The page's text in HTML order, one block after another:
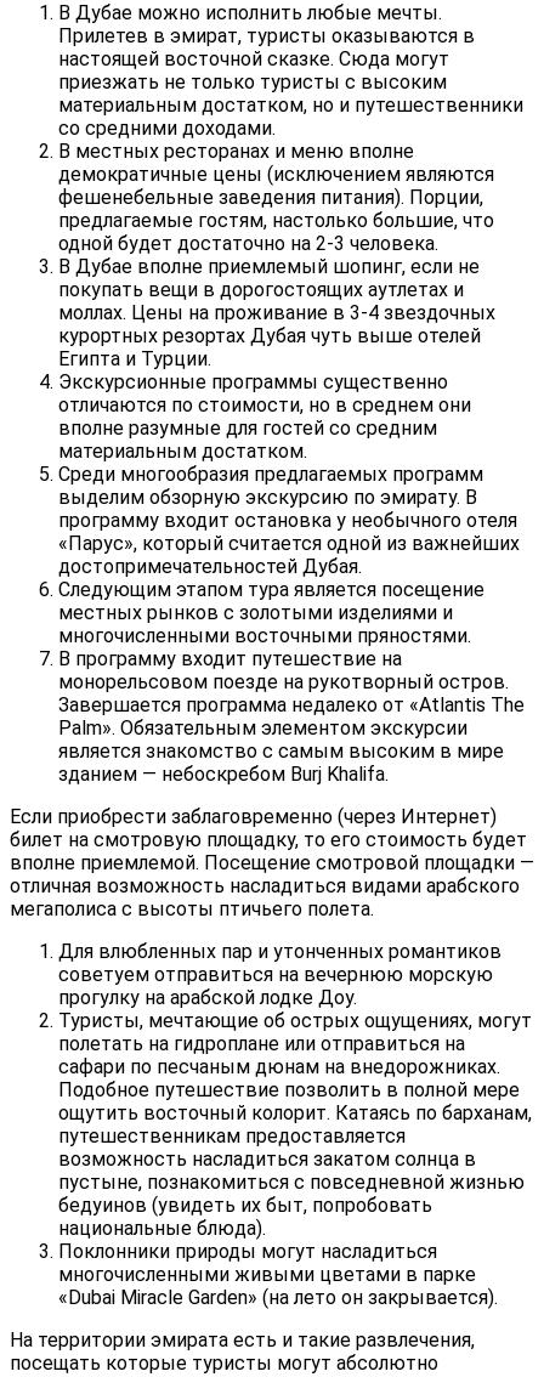
В Дубае можно исполнить любые мечты.
Прилетев в эмират, туристы оказываются в
настоящей восточной сказке. Сюда могут
приезжать не только туристы с высоким
материальным достатком, но и путешественники
со средними доходами.
В местных ресторанах и меню вполне
демократичные цены (исключением являются
фешенебельные заведения питания). Порции,
предлагаемые гостям, настолько большие, что
одной будет достаточно на 2-3 человека.
В Дубае вполне приемлемый шопинг, если не
покупать вещи в дорогостоящих аутлетах и
моллах. Цены на проживание в 3-4 звездочных
курортных резортах Дубая чуть выше отелей
Египта и Турции.
Экскурсионные программы существенно
отличаются по стоимости, но в среднем они
вполне разумные для гостей со средним
материальным достатком.
Среди многообразия предлагаемых программ
выделим обзорную экскурсию по эмирату. В
программу входит остановка у необычного отеля
«Парус», который считается одной из важнейших
достопримечательностей Дубая.
Следующим этапом тура является посещение
местных рынков с золотыми изделиями и
многочисленными восточными пряностями.
В программу входит путешествие на
монорельсовом поезде на рукотворный остров.
Завершается программа недалеко от «Atlantis The
Palm». Обязательным элементом экскурсии
является знакомство с самым высоким в мире
зданием — небоскребом Burj Khalifa.
Если приобрести заблаговременно (через Интернет)
билет на смотровую площадку, то его стоимость будет
вполне приемлемой. Посещение смотровой площадки —
отличная возможность насладиться видами арабского
мегаполиса с высоты птичьего полета.
Для влюбленных пар и утонченных романтиков
советуем отправиться на вечернюю морскую
прогулку на арабской лодке Доу.
Туристы, мечтающие об острых ощущениях, могут
полетать на гидроплане или отправиться на
сафари по песчаным дюнам на внедорожниках.
Подобное путешествие позволить в полной мере
ощутить восточный колорит. Катаясь по барханам,
путешественникам предоставляется
возможность насладиться закатом солнца в
пустыне, познакомиться с повседневной жизнью
бедуинов (увидеть их быт, попробовать
национальные блюда).
Поклонники природы могут насладиться
многочисленными живыми цветами в парке
«Dubai Miracle Garden» (на лето он закрывается).
На территории эмирата есть и такие развлечения,
посещать которые туристы могут абсолютно